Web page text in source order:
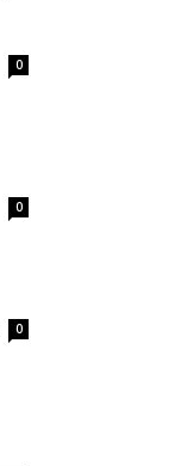
0
0
0